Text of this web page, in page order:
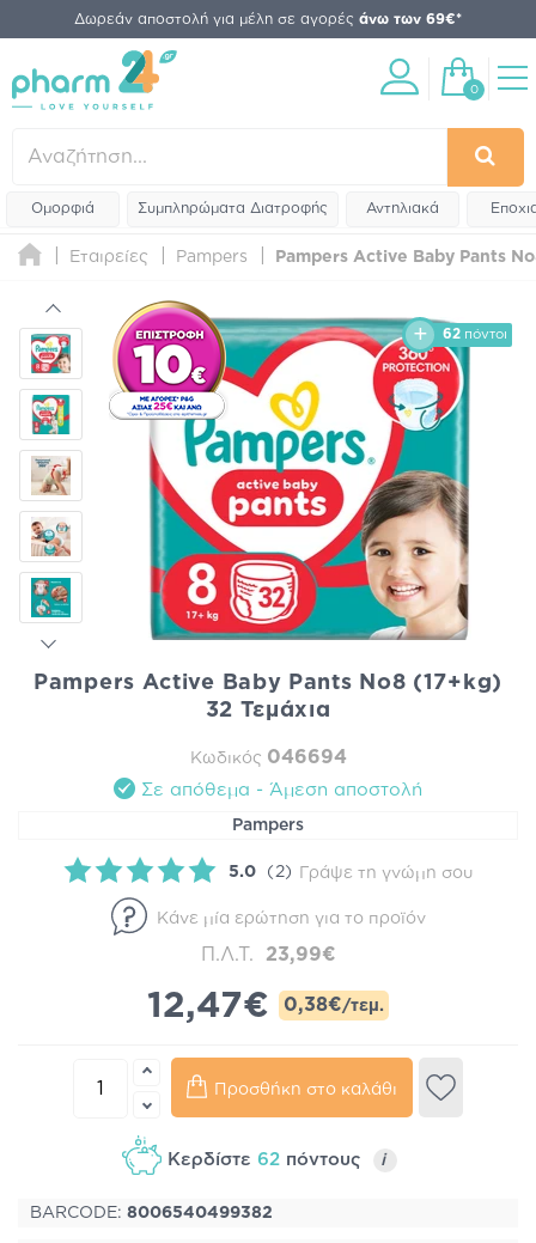
Δωρεάν αποστολή για μέλη σε αγορές άνω των 69€*
0
Ομορφιά Συμπληρώματα Διατροφής Αντηλιακά
Εταιρείες Pampers Pampers Active Baby Pants
62 πόντοι
Pampers Active Baby Pants Νο8 (17+kg)
32 Τεμάχια
Κωδικός 046694
Σε απόθεμα - Άμεση αποστολή
Pampers
5.0 (2) Γράψε τη γνώμη σου
Κάνε μία ερώτηση για το προϊόν
Π.Λ.Τ. 23,99€
12,47€ 0,38€/τεμ.
Προσθήκη στο καλάθι
Κερδίστε 62πόντους i
BARCODE: 8006540499382